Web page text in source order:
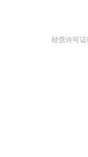
经营许可证